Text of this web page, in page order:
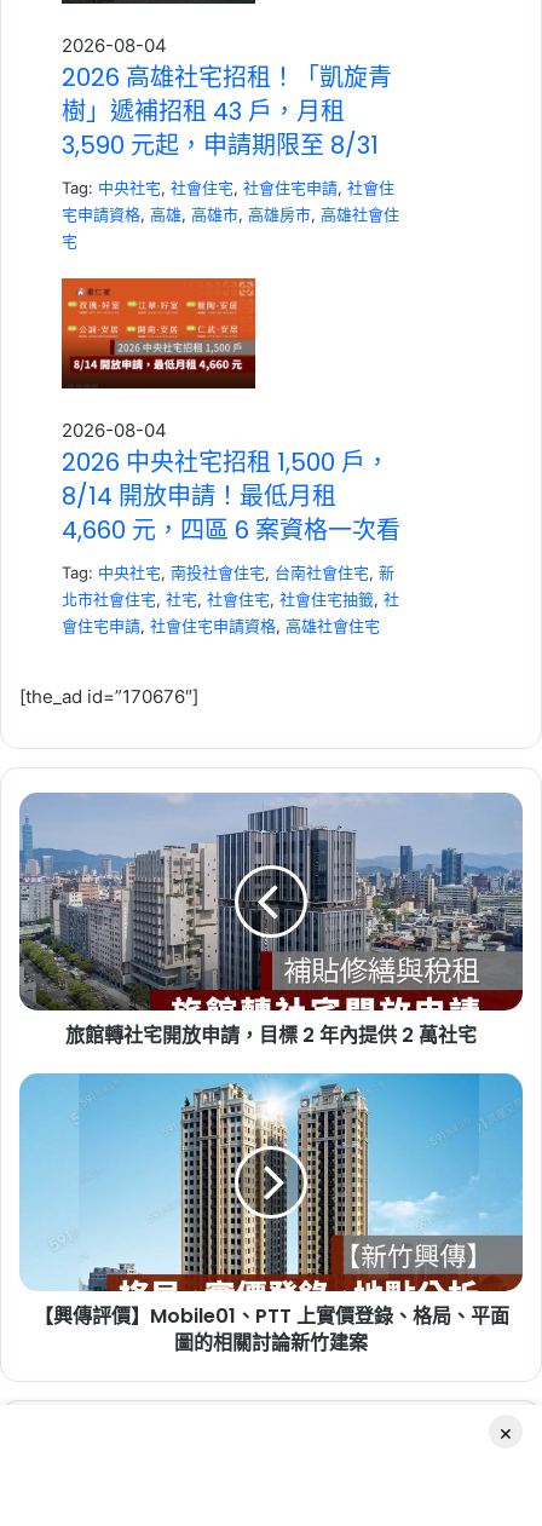
2026-08-04
2026 高雄社宅招租！「凱旋青
樹」遞補招租 43 戶，月租
3,590 元起，申請期限至 8/31
Tag: 中央社宅, 社會住宅, 社會住宅申請, 社會住
宅申請資格, 高雄, 高雄市, 高雄房市, 高雄社會住
宅
2026-08-04
2026 中央社宅招租 1,500 戶，
8/14 開放申請！最低月租
4,660 元，四區 6 案資格一次看
Tag: 中央社宅, 南投社會住宅, 台南社會住宅, 新
北市社會住宅, 社宅, 社會住宅, 社會住宅抽籤, 社
會住宅申請, 社會住宅申請資格, 高雄社會住宅
租賃專法修法急轉彎！3 年租
期、續約漲租上限暫緩，最新重
點一次看
Tag:房東,社會住宅, 租屋 , 租屋族,租屋注意事
項,租屋糾紛,租屋補助 ,租屋補助申請,租屋補助
資格
新竹人注意！竹科旁將新增 838
戶社宅，「金城安居」預計
2029 年完工
新竹市,新竹縣,社會住宅,社會住宅
[the_ad id=”170676″]
旅
館
轉
社
宅
開
放
申
請，
2
宅
旅館轉社宅開放申請，目標 2 年內提供 2 萬社宅
【興
價
【興傳評價】Mobile01、PTT 上實價登錄、格局、平面
圖的相關討論新竹建案
×